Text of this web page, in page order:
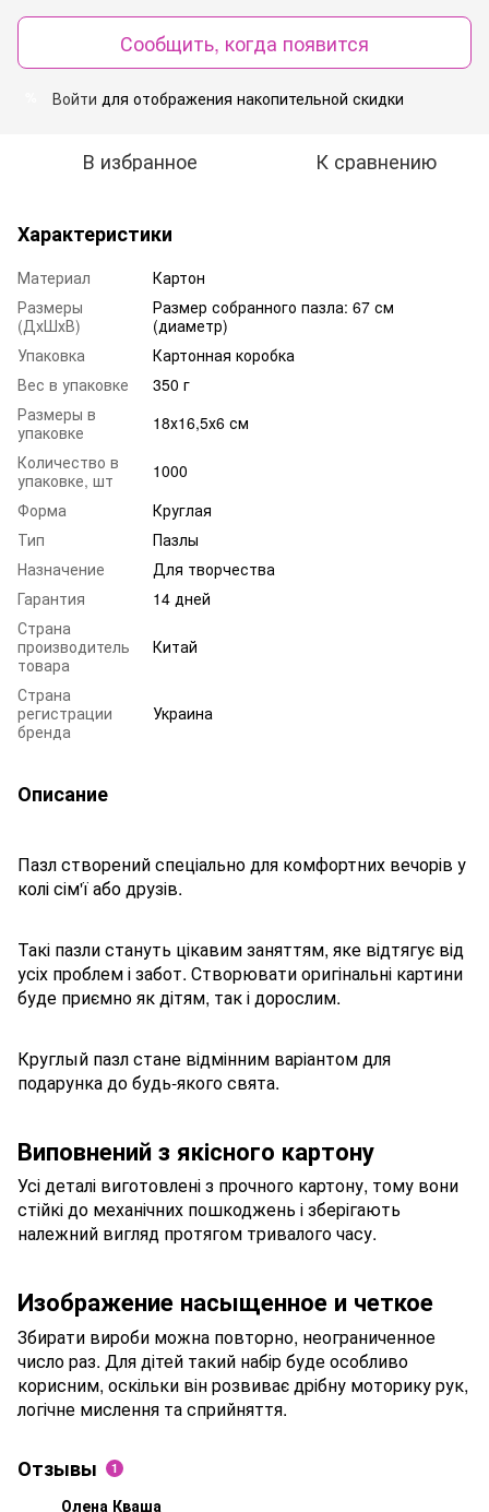
Сообщить, когда появится
Войти для отображения накопительной скидки
В избранное К сравнению
Характеристики
Материал
Картон
Размеры
(ДхШхВ)
Размер собранного пазла: 67 см
(диаметр)
Упаковка
Картонная коробка
Вес в упаковке
350 г
Размеры в
упаковке
18х16,5х6 см
Количество в
упаковке, шт
1000
Форма
Круглая
Тип
Пазлы
Назначение
Для творчества
Гарантия
14 дней
Страна
производитель
товара
Китай
Страна
регистрации
бренда
Украина
Описание
Пазл створений спеціально для комфортних вечорів у
колі сім'ї або друзів.
Такі пазли стануть цікавим заняттям, яке відтягує від
усіх проблем і забот. Створювати оригінальні картини
буде приємно як дітям, так і дорослим.
Круглый пазл стане відмінним варіантом для
подарунка до будь-якого свята.
Виповнений з якісного картону
Усі деталі виготовлені з прочного картону, тому вони
стійкі до механічних пошкоджень і зберігають
належний вигляд протягом тривалого часу.
Изображение насыщенное и четкое
Збирати вироби можна повторно, неограниченное
число раз. Для дітей такий набір буде особливо
корисним, оскільки він розвиває дрібну моторику рук,
логічне мислення та сприйняття.
Отзывы 1
Олена Кваша